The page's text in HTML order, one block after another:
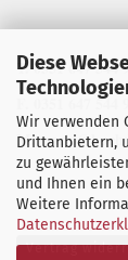
Diese
Wir verwenden
Drittanbietern,
zu
und Ihnen ein
Weitere
T. 0351 647 544
F. 0351 647 544 97
M.
Vertrag